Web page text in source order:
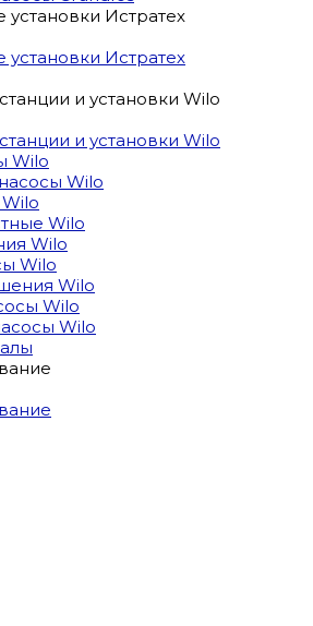
Истратех
Истратех
и установки Wilo
и установки Wilo
Wilo
Wilo
Wilo
Wilo
Wilo
Wilo
Wilo
Wilo